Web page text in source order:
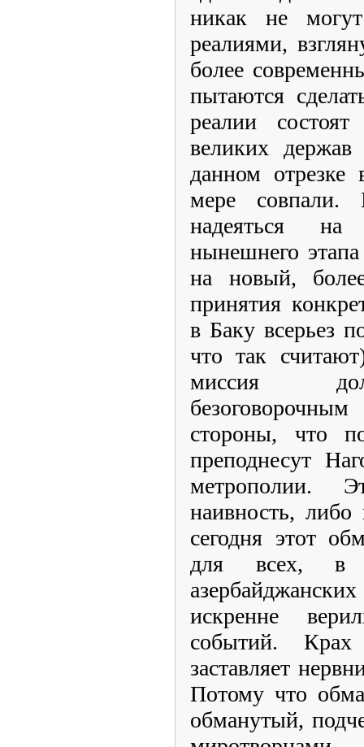
никак не
реалиями,
более
пытаются
реалии
великих
данном отрезке
мере совпали.
надеяться на
нынешнего
на новый,
принятия
в Баку всерьез
что так
миссия
стороны, что
преподнесут
метрополии.
наивность,
сегодня этот
для всех,
искренне
событий.
заставляет
Потому что
обманутый,